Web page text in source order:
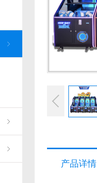
产品详情